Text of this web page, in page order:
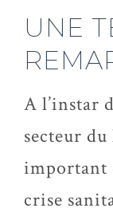
UNE
A l’instar
secteur
important
crise